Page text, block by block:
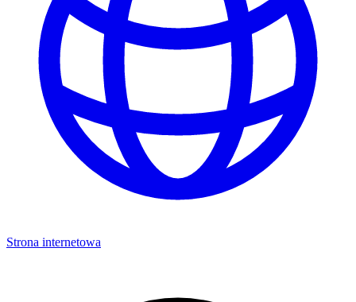
Strona internetowa